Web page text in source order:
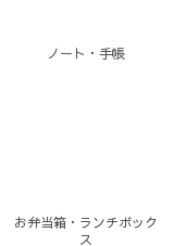
ノート・手帳
お弁当箱・ランチボック
ス